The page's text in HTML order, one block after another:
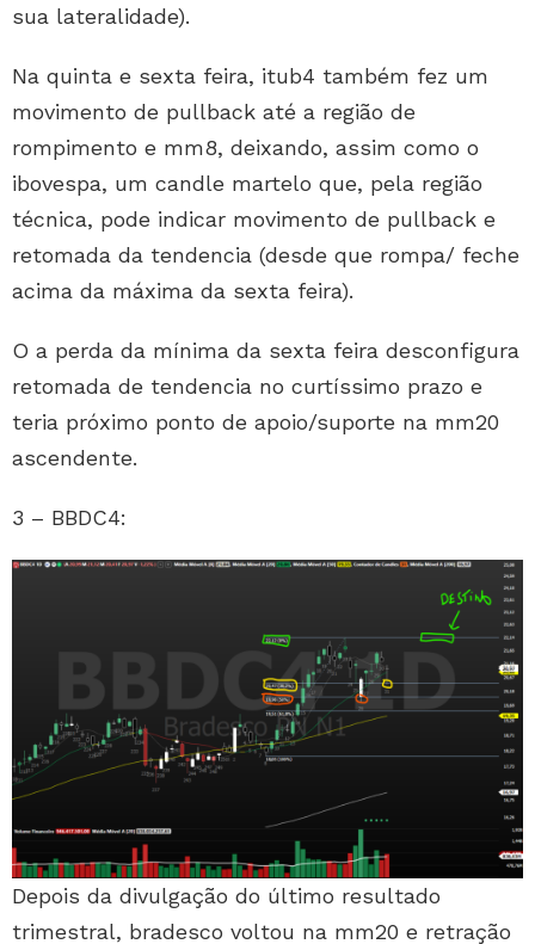
sua lateralidade).
Na quinta e sexta feira, itub4 também fez um
movimento de pullback até a região de
rompimento e mm8, deixando, assim como o
ibovespa, um candle martelo que, pela região
técnica, pode indicar movimento de pullback e
retomada da tendencia (desde que rompa/ feche
acima da máxima da sexta feira).
O a perda da mínima da sexta feira desconfigura
retomada de tendencia no curtíssimo prazo e
teria próximo ponto de apoio/suporte na mm20
ascendente.
3 – BBDC4:
Depois da divulgação do último resultado
trimestral, bradesco voltou na mm20 e retração